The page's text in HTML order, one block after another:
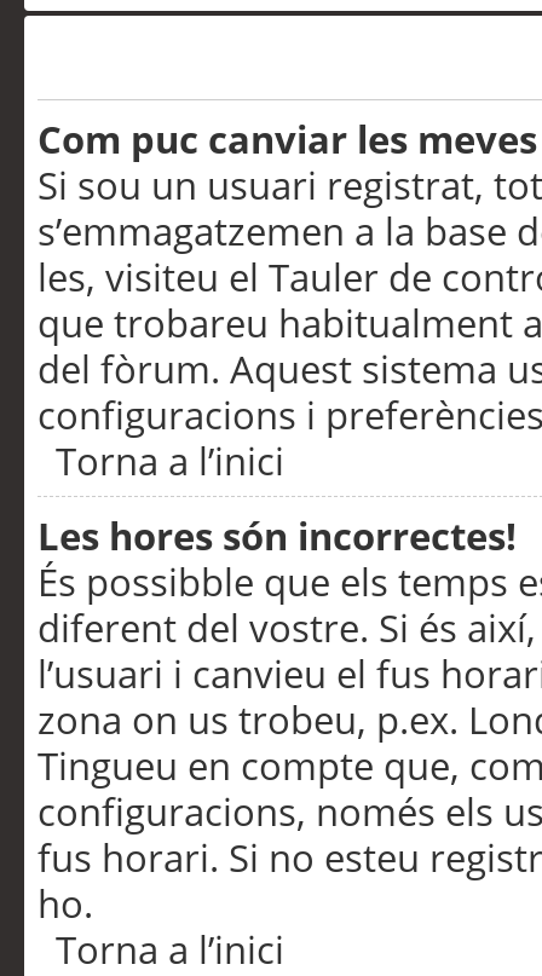
Com puc canviar les
Si sou un usuari registrat,
s’emmagatzemen a la
les, visiteu el Tauler de
que trobareu habitualment
del fòrum. Aquest sistema
configuracions i
Torna a l’inici
Les hores són incorrectes!
És possibble que els temps
diferent del vostre. Si és
l’usuari i canvieu el fus
zona on us trobeu, p.ex.
Tingueu en compte que,
configuracions, només els
fus horari. Si no esteu
ho.
Torna a l’inici